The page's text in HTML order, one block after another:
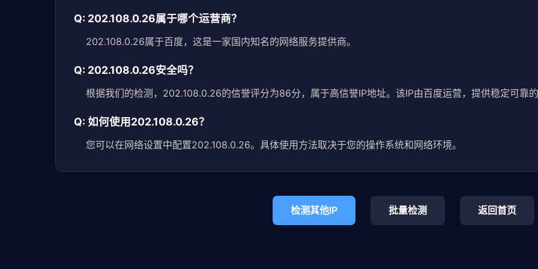
Q: 202.108.0.26属于哪个运营商？
202.108.0.26属于百度，这是一家国内知名的网络服务提供商。
Q: 202.108.0.26安全吗？
根据我们的检测，202.108.0.26的信誉评分为86分，属于高信誉IP地址。该IP由百度运营，提供稳定可靠
Q: 如何使用202.108.0.26？
您可以在网络设置中配置202.108.0.26。具体使用方法取决于您的操作系统和网络环境。
检测其他IP 批量检测 返回首页